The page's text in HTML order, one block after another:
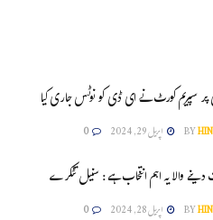
سپریم کورٹ نے ای ڈی کو نوٹس جاری کیا
BY اپریل 29, 2024 0
والا یہ اہم انتخاب ہے : سنیل تٹکرے
BY اپریل 28, 2024 0